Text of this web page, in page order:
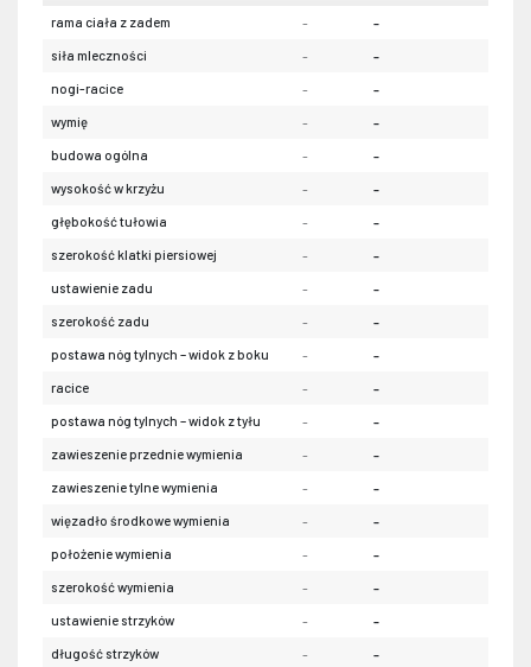
rama ciała z zadem - -
siła mleczności - -
nogi-racice - -
wymię - -
budowa ogólna - -
wysokość w krzyżu - -
głębokość tułowia - -
szerokość klatki piersiowej - -
ustawienie zadu - -
szerokość zadu - -
postawa nóg tylnych – widok z boku - -
racice - -
postawa nóg tylnych – widok z tyłu - -
zawieszenie przednie wymienia - -
zawieszenie tylne wymienia - -
więzadło środkowe wymienia - -
położenie wymienia - -
szerokość wymienia - -
ustawienie strzyków - -
długość strzyków - -